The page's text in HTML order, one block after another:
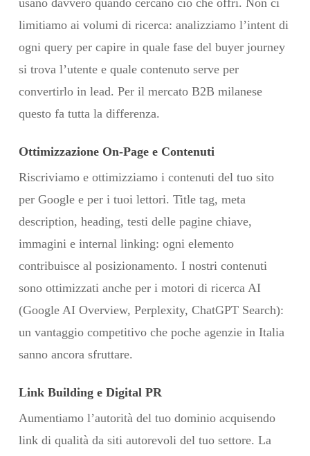
limitiamo ai volumi di ricerca: analizziamo l’intent di
ogni query per capire in quale fase del buyer journey
si trova l’utente e quale contenuto serve per
convertirlo in lead. Per il mercato B2B milanese
questo fa tutta la differenza.
Ottimizzazione On-Page e Contenuti
Riscriviamo e ottimizziamo i contenuti del tuo sito
per Google e per i tuoi lettori. Title tag, meta
description, heading, testi delle pagine chiave,
immagini e internal linking: ogni elemento
contribuisce al posizionamento. I nostri contenuti
sono ottimizzati anche per i motori di ricerca AI
(Google AI Overview, Perplexity, ChatGPT Search):
un vantaggio competitivo che poche agenzie in Italia
sanno ancora sfruttare.
Link Building e Digital PR
Aumentiamo l’autorità del tuo dominio acquisendo
link di qualità da siti autorevoli del tuo settore. La